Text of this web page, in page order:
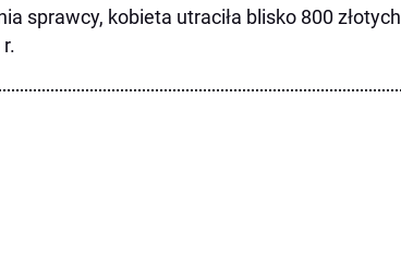
sprawcy, kobieta utraciła blisko 800